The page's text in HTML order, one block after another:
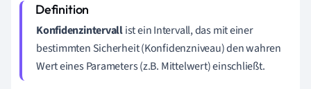
Konfidenzintervallist ein Intervall, das mit einer
bestimmten Sicherheit (Konfidenzniveau) den wahren
Wert eines Parameters (z.B. Mittelwert) einschließt.